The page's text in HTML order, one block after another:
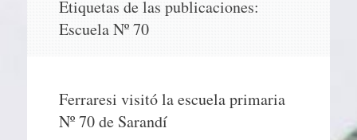
contenido
Etiquetas de las publicaciones:
Escuela Nº 70
Ferraresi visitó la escuela primaria
Nº 70 de Sarandí